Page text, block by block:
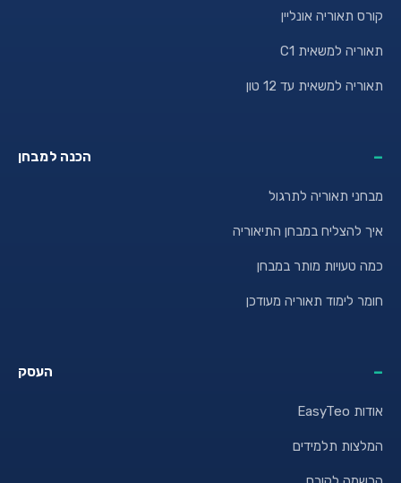
קורס תאוריה אונליין
תאוריה למשאית C1
תאוריה למשאית עד 12 טון
הכנה למבחן
מבחני תאוריה לתרגול
איך להצליח במבחן התיאוריה
כמה טעויות מותר במבחן
חומר לימוד תאוריה מעודכן
העסק
אודות EasyTeo
המלצות תלמידים